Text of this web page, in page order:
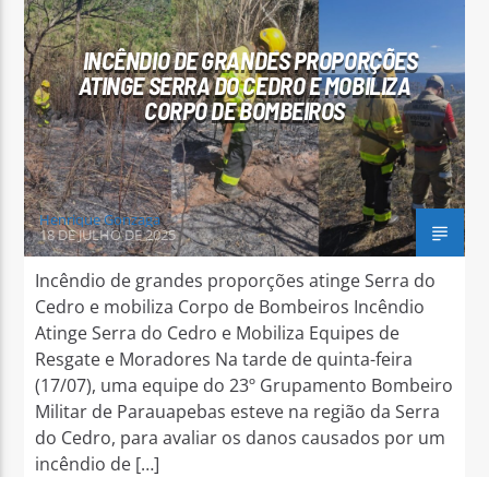
Arara Azul FM
INCÊNDIO DE GRANDES PROPORÇÕES
ATINGE SERRA DO CEDRO E MOBILIZA
CORPO DE BOMBEIROS
Henrique Gonzaga
18 DE JULHO DE 2025
Incêndio de grandes proporções atinge Serra do
Cedro e mobiliza Corpo de Bombeiros Incêndio
Atinge Serra do Cedro e Mobiliza Equipes de
Resgate e Moradores Na tarde de quinta-feira
(17/07), uma equipe do 23º Grupamento Bombeiro
Militar de Parauapebas esteve na região da Serra
do Cedro, para avaliar os danos causados por um
incêndio de […]